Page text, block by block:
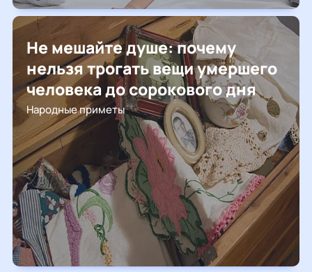
Не мешайте душе: почему
нельзя трогать вещи умершего
человека до сорокового дня
Народные приметы